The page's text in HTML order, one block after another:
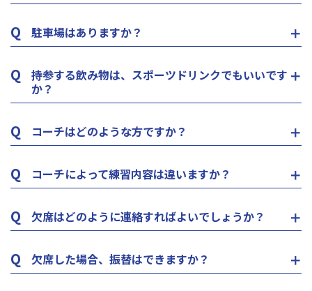
Q 駐車場はありますか？
Q
持参する飲み物は、スポーツドリンクでもいいです
か？
Q コーチはどのような方ですか？
Q コーチによって練習内容は違いますか？
Q 欠席はどのように連絡すればよいでしょうか？
Q 欠席した場合、振替はできますか？